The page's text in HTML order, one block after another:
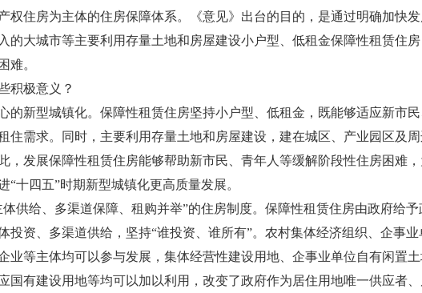
权住房为主体的住房保障体系。《意见》出台的目的，是通过明确加快发
的大城市等主要利用存量土地和房屋建设小户型、低租金保障性租赁住
难。
极意义？
新型城镇化。保障性租赁住房坚持小户型、低租金，既能够适应新市民
住需求。同时，主要利用存量土地和房屋建设，建在城区、产业园区及
，发展保障性租赁住房能够帮助新市民、青年人等缓解阶段性住房困难
十四五”时期新型城镇化更高质量发展。
给、多渠道保障、租购并举”的住房制度。保障性租赁住房由政府给予
投资、多渠道供给，坚持“谁投资、谁所有”。农村集体经济组织、企事业
业等主体均可以参与发展，集体经营性建设用地、企事业单位自有闲置土
国有建设用地等均可以加以利用，改变了政府作为居住用地唯一供应者